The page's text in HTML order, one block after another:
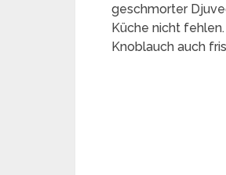
geschmorter
Küche nicht
Knoblauch auch